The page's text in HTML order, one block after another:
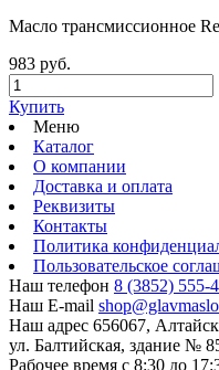
Масло трансмиссионное
983 руб.
Купить
Меню
Каталог
О компании
Доставка и оплата
Реквизиты
Контакты
Политика
Пользовательское
Наш телефон 8 (3852) 555-
Наш E-mail
Наш адрес 656067,
ул. Балтийская, здание №
Рабочее время с 8:30 до